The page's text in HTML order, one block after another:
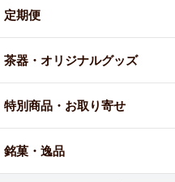
定期便
茶器・オリジナルグッズ
特別商品・お取り寄せ
銘菓・逸品